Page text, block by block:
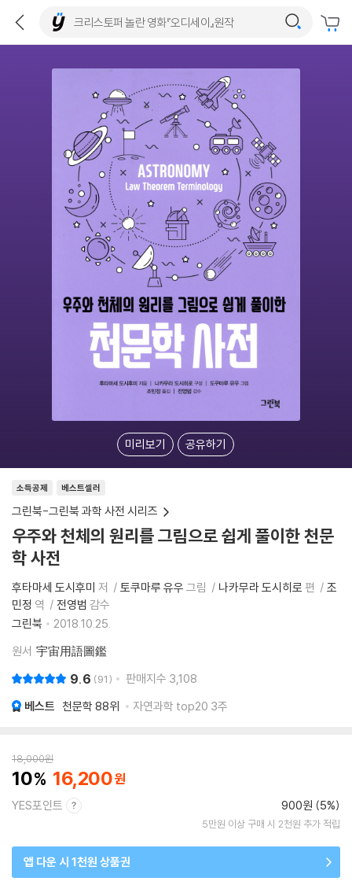
미리보기 공유하기
소득공제 베스트셀러
그린북-그린북 과학 사전 시리즈
우주와 천체의 원리를 그림으로 쉽게 풀이한 천문
학 사전
후타마세 도시후미 저 토쿠마루 유우 그림 나카무라 도시히로 편
조
민정 역 전영범 감수
그린북
2018.10.25.
원서 宇宙用語圖鑑
9.6 91 판매지수 3,108
베스트 천문학 88위 자연과학 top20 3주
18,000원
10 16,200
YES포인트 900원 (5%)
5만원 이상 구매 시 2천원 추가 적립
앱 다운 시 1천원 상품권